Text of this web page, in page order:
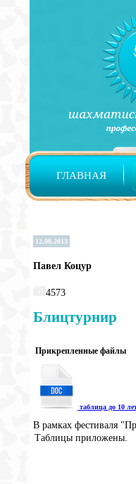
ГЛАВНАЯ
12.08.2013
Павел Коцур
4573
Блицтурнир
Прикрепленные файлы
таблица до 10
В рамках фестиваля
Таблицы приложены.